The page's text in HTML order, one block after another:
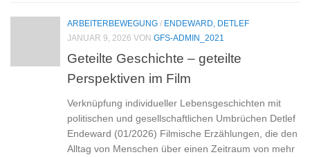
ARBEITERBEWEGUNG / ENDEWARD, DETLEF
JANUAR 9, 2026 VON GFS-ADMIN_2021
Geteilte Geschichte – geteilte
Perspektiven im Film
Verknüpfung individueller Lebensgeschichten mit
politischen und gesellschaftlichen Umbrüchen Detlef
Endeward (01/2026) Filmische Erzählungen, die den
Alltag von Menschen über einen Zeitraum von mehr